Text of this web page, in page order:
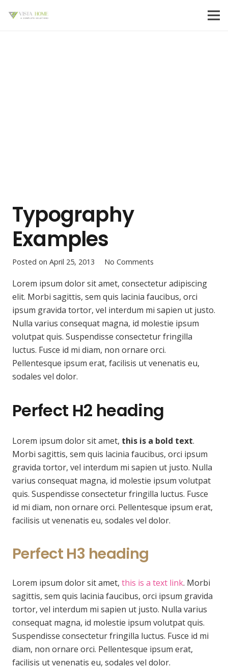
Typography
Examples
Posted on April 25, 2013 No Comments
Lorem ipsum dolor sit amet, consectetur adipiscing
elit. Morbi sagittis, sem quis lacinia faucibus, orci
ipsum gravida tortor, vel interdum mi sapien ut justo.
Nulla varius consequat magna, id molestie ipsum
volutpat quis. Suspendisse consectetur fringilla
luctus. Fusce id mi diam, non ornare orci.
Pellentesque ipsum erat, facilisis ut venenatis eu,
sodales vel dolor.
Perfect H2 heading
Lorem ipsum dolor sit amet, this is a bold text.
Morbi sagittis, sem quis lacinia faucibus, orci ipsum
gravida tortor, vel interdum mi sapien ut justo. Nulla
varius consequat magna, id molestie ipsum volutpat
quis. Suspendisse consectetur fringilla luctus. Fusce
id mi diam, non ornare orci. Pellentesque ipsum erat,
facilisis ut venenatis eu, sodales vel dolor.
Perfect H3 heading
Lorem ipsum dolor sit amet, this is a text link. Morbi
sagittis, sem quis lacinia faucibus, orci ipsum gravida
tortor, vel interdum mi sapien ut justo. Nulla varius
consequat magna, id molestie ipsum volutpat quis.
Suspendisse consectetur fringilla luctus. Fusce id mi
diam, non ornare orci. Pellentesque ipsum erat,
facilisis ut venenatis eu, sodales vel dolor.